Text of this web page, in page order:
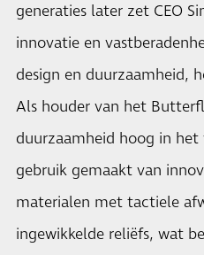
generaties later zet CEO
innovatie en
design en duurzaamheid,
Als houder van het
duurzaamheid hoog in
gebruik gemaakt van
materialen met tactiele
ingewikkelde reliëfs, wat